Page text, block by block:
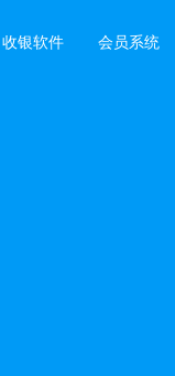
收银软件 会员系统